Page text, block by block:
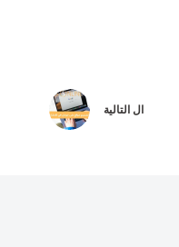
ال التالية